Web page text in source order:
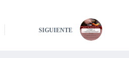
SIGUIENTE